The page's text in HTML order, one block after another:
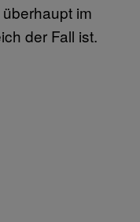
im
der Fall ist.